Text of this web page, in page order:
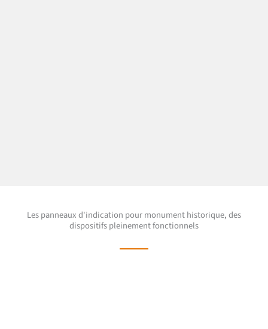
Les panneaux d'indication pour monument historique, des
dispositifs pleinement fonctionnels